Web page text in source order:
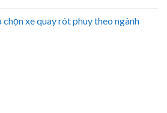
xe quay rót phuy theo ngành